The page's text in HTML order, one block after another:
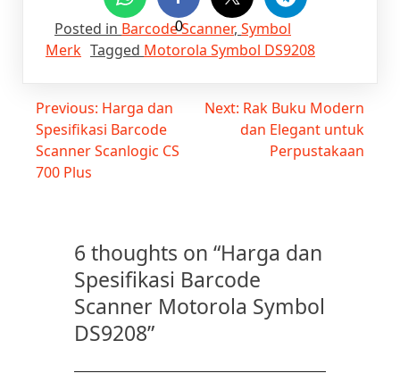
0
Posted in Barcode Scanner, Symbol
Merk Tagged Motorola Symbol DS9208
Post
navigation
Previous: Harga dan
Spesifikasi Barcode
Scanner Scanlogic CS
700 Plus
Next: Rak Buku Modern
dan Elegant untuk
Perpustakaan
6 thoughts on “Harga dan
Spesifikasi Barcode
Scanner Motorola Symbol
DS9208”